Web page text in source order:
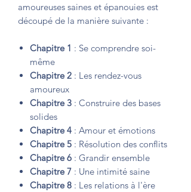
amoureuses saines et épanouies est
découpé de la manière suivante :
Chapitre 1 : Se comprendre soi-
même
Chapitre 2 : Les rendez-vous
amoureux
Chapitre 3 : Construire des bases
solides
Chapitre 4 : Amour et émotions
Chapitre 5 : Résolution des conflits
Chapitre 6 : Grandir ensemble
Chapitre 7 : Une intimité saine
Chapitre 8 : Les relations à l'ère